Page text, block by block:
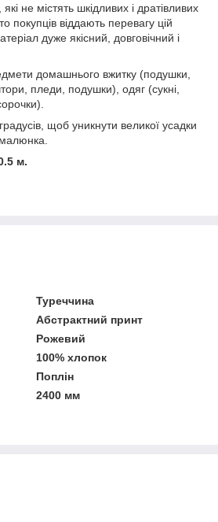
не містять шкідливих і дратівливих
покупців віддають перевагу цій
дуже якісний, довговічний і
домашнього вжитку (подушки,
пледи, подушки), одяг (сукні,
щоб уникнути великої усадки
м.
Туреччина
Абстрактний принт
Рожевий
100% хлопок
Поплін
2400 мм